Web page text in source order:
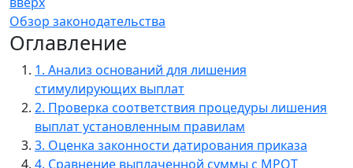
Обзор законодательства
Оглавление
1. Анализ оснований для лишения
стимулирующих выплат
2. Проверка соответствия процедуры лишения
выплат установленным правилам
3. Оценка законности датирования приказа
4. Сравнение выплаченной суммы с МРОТ